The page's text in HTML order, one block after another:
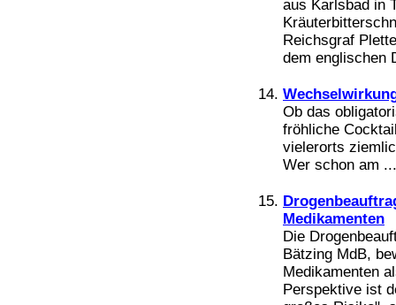
aus Karlsbad in
Reichsgraf
dem englischen
Ob das
fröhliche
vielerorts
Wer schon am ...
Medikamenten
Die
Bätzing MdB,
Medikamenten
Perspektive ist